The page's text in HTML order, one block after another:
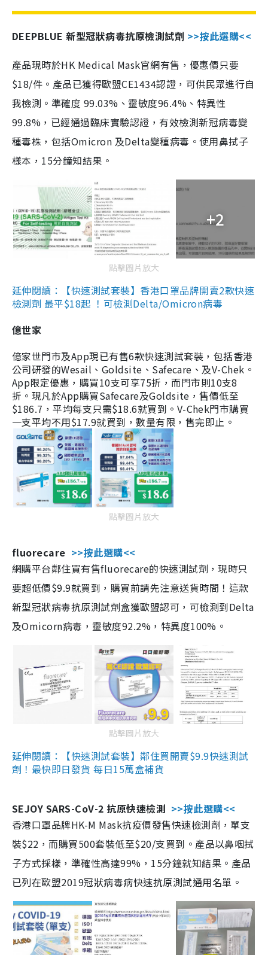
DEEPBLUE 新型冠狀病毒抗原檢測試劑 >>按此選購<<
產品現時於HK Medical Mask官網有售，優惠價只要
$18/件。產品已獲得歐盟CE1434認證，可供民眾進行自
我檢測。準確度 99.03%、靈敏度96.4%、特異性
99.8%，已經通過臨床實驗認證，有效檢測新冠病毒變
種毒株，包括Omicron 及Delta變種病毒。使用鼻拭子
樣本，15分鐘知結果。
+2
點擊圖片放大
延伸閱讀：【快速測試套裝】香港口罩品牌開賣2款快速
檢測劑 最平$18起 ！可檢測Delta/Omicron病毒
億世家
億家世門市及App現已有售6款快速測試套裝，包括香港
公司研發的Wesail、Goldsite、Safecare、及V-Chek。
App限定優惠，購買10支可享75折，而門市則10支8
折。現凡於App購買Safecare及Goldsite，售價低至
$186.7，平均每支只需$18.6就買到。V-Chek門市購買
一支平均不用$17.9就買到，數量有限，售完即止。
點擊圖片放大
fluorecare >>按此選購<<
網購平台鄰住買有售fluorecare的快速測試劑，現時只
要超低價$9.9就買到，購買前請先注意送貨時間！這款
新型冠狀病毒抗原測試劑盒獲歐盟認可，可檢測到Delta
及Omicorn病毒，靈敏度92.2%，特異度100%。
點擊圖片放大
延伸閱讀：【快速測試套裝】鄰住買開賣$9.9快速測試
劑！最快即日發貨 每日15萬盒補貨
SEJOY SARS-CoV-2 抗原快速檢測 >>按此選購<<
香港口罩品牌HK-M Mask抗疫價發售快速檢測劑，單支
裝$22，而購買500套裝低至$20/支買到。產品以鼻咽拭
子方式採樣，準確性高達99%，15分鐘就知結果。產品
已列在歐盟2019冠狀病毒病快速抗原測試通用名單。